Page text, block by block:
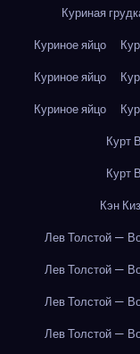
Куриная
Куриное яйцо
Куриное яйцо
Куриное яйцо
Курт
Курт
Кэн
Лев Толстой —
Лев Толстой —
Лев Толстой —
Лев Толстой —